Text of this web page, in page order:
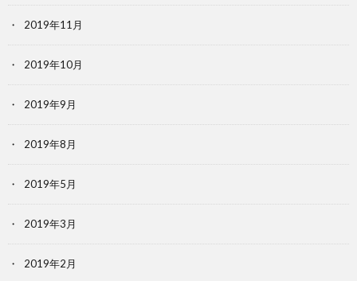
2019年11月
2019年10月
2019年9月
2019年8月
2019年5月
2019年3月
2019年2月